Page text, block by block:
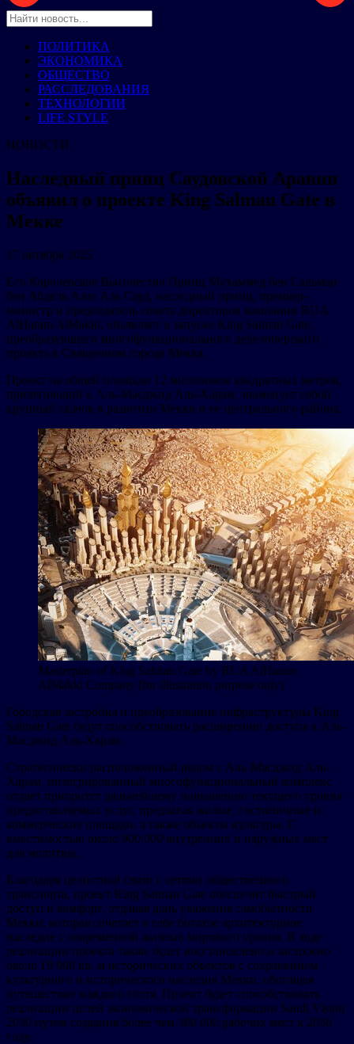
ПОЛИТИКА
ЭКОНОМИКА
ОБЩЕСТВО
РАССЛЕДОВАНИЯ
ТЕХНОЛОГИИ
LIFE STYLE
НОВОСТИ
Наследный принц Саудовской Аравии
объявил о проекте King Salman Gate в
Мекке
17 октября 2025
Его Королевское Высочество Принц Мухаммед бен Сальман
бен Абдель Азиз Аль Сауд, наследный принц, премьер-
министр и председатель совета директоров компании RUA
AlHaram AlMakki, объявляет о запуске King Salman Gate,
преобразующего многофункционального девелоперского
проекта в Священном городе Мекка.
Проект на общей площади 12 миллионов квадратных метров,
прилегающий к Аль-Масджид Аль-Харам, знаменует собой
крупный скачок в развитии Мекки и ее центрального района.
Masterplan of King Salman Gate by RUA AlHaram
AlMakki Company (for illustration purpose only)
Городская застройка и преобразование инфраструктуры King
Salman Gate будут способствовать расширению доступа к Аль-
Масджид Аль-Харам.
Стратегически расположенный рядом с Аль-Масджид Аль-
Харам, интегрированный многофункциональный комплекс
отдает приоритет дальнейшему повышению текущего уровня
предоставляемых услуг, предлагая жилые, гостиничные и
коммерческие площади, а также объекты культуры. С
вместимостью около 900 000 внутренних и наружных мест
для молитвы.
Благодаря целостной связи с сетями общественного
транспорта, проект King Salman Gate обеспечит быстрый
доступ и комфорт, отдавая дань уважения самобытности
Мекки, которая сочетает в себе богатое архитектурное
наследие с современной жизнью мирового уровня. В ходе
реализации проекта также будет восстановлено и застроено
около 19 000 кв. м исторических объектов с сохранением
культурного и исторического наследия Мекки, обогащая
путешествие каждого гостя. Проект будет способствовать
реализации целей экономической трансформации Saudi Vision
2030 путем создания более чем 300 000 рабочих мест к 2036
году.